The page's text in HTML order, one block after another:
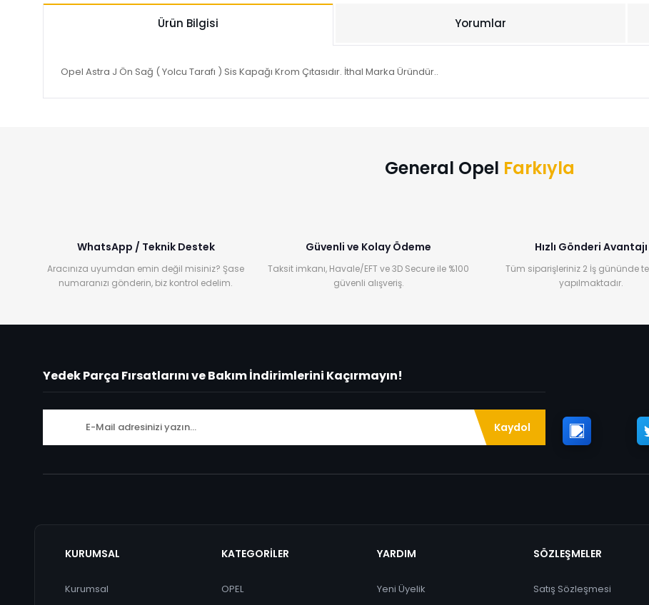
Ürün Bilgisi Yorumlar
Opel Astra J Ön Sağ ( Yolcu Tarafı ) Sis Kapağı Krom Çıtasıdır. İthal Marka Üründür..
General Opel Farkıyla
WhatsApp / Teknik Destek
Aracınıza uyumdan emin değil misiniz? Şase
numaranızı gönderin, biz kontrol edelim.
Güvenli ve Kolay Ödeme
Taksit imkanı, Havale/EFT ve 3D Secure ile %100
güvenli alışveriş.
Hızlı Gönderi Avantajı
Tüm siparişleriniz 2 İş gününde
yapılmaktadır.
Yedek Parça Fırsatlarını ve Bakım İndirimlerini Kaçırmayın!
Kaydol
KURUMSAL
Kurumsal
KATEGORİLER
OPEL
YARDIM
Yeni Üyelik
SÖZLEŞMELER
Satış Sözleşmesi